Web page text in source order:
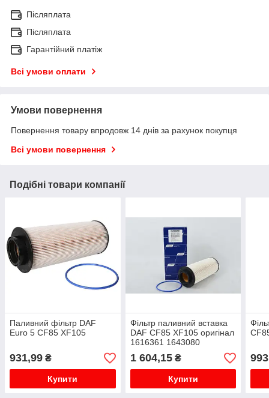
Післяплата
Післяплата
Гарантійний платіж
Всі умови оплати
Умови повернення
Повернення товару впродовж 14 днів за рахунок покупця
Всі умови повернення
Подібні товари компанії
Паливний фільтр DAF
Euro 5 CF85 XF105
931,99 ₴
Купити
Фільтр паливний вставка
DAF CF85 XF105 оригінал
1616361 1643080
1 604,15₴
Купити